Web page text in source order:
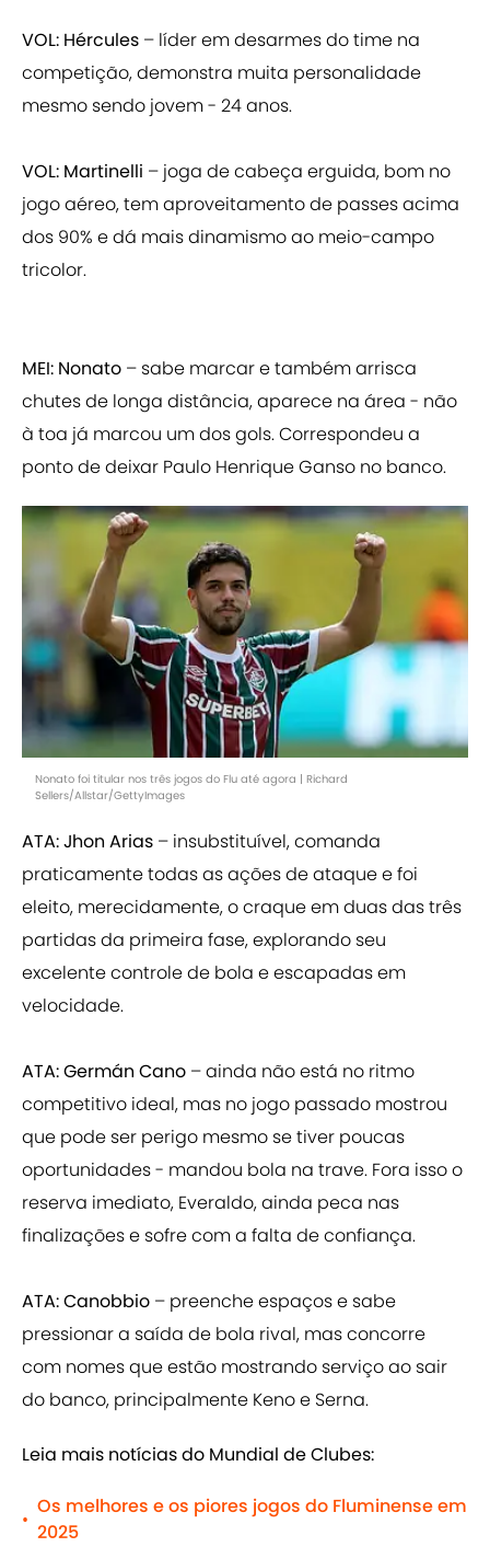
VOL: Hércules – líder em desarmes do time na
competição, demonstra muita personalidade
mesmo sendo jovem - 24 anos.
VOL: Martinelli – joga de cabeça erguida, bom no
jogo aéreo, tem aproveitamento de passes acima
dos 90% e dá mais dinamismo ao meio-campo
tricolor.
MEI: Nonato – sabe marcar e também arrisca
chutes de longa distância, aparece na área - não
à toa já marcou um dos gols. Correspondeu a
ponto de deixar Paulo Henrique Ganso no banco.
Nonato foi titular nos três jogos do Flu até agora | Richard
Sellers/Allstar/GettyImages
ATA: Jhon Arias – insubstituível, comanda
praticamente todas as ações de ataque e foi
eleito, merecidamente, o craque em duas das três
partidas da primeira fase, explorando seu
excelente controle de bola e escapadas em
velocidade.
ATA: Germán Cano – ainda não está no ritmo
competitivo ideal, mas no jogo passado mostrou
que pode ser perigo mesmo se tiver poucas
oportunidades - mandou bola na trave. Fora isso o
reserva imediato, Everaldo, ainda peca nas
finalizações e sofre com a falta de confiança.
ATA: Canobbio – preenche espaços e sabe
pressionar a saída de bola rival, mas concorre
com nomes que estão mostrando serviço ao sair
do banco, principalmente Keno e Serna.
Leia mais notícias do Mundial de Clubes:
•
Os melhores e os piores jogos do Fluminense em
2025